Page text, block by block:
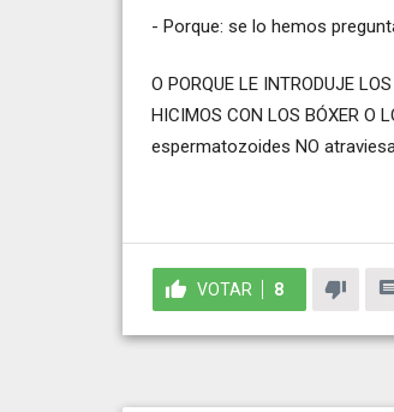
- Porque: se lo hemos
O PORQUE LE INTRODUJE
HICIMOS CON LOS BÓXER O
espermatozoides NO
VOTAR 8